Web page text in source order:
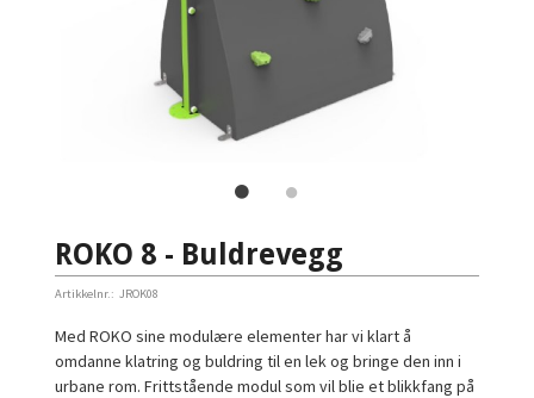
ROKO 8 - Buldrevegg
Artikkelnr.: JROK08
Med ROKO sine modulære elementer har vi klart å
omdanne klatring og buldring til en lek og bringe den inn i
urbane rom. Frittstående modul som vil blie et blikkfang på